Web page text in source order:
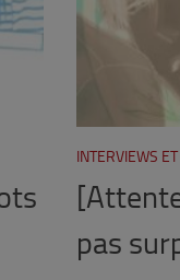
INTERVIEWS
pas